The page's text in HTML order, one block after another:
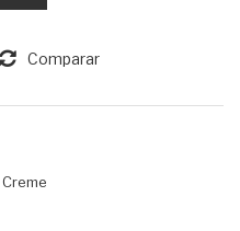
0ml
Comparar